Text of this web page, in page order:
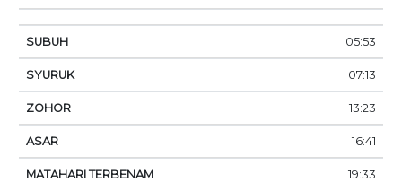
05:53
07:13
13:23
16:41
19:33